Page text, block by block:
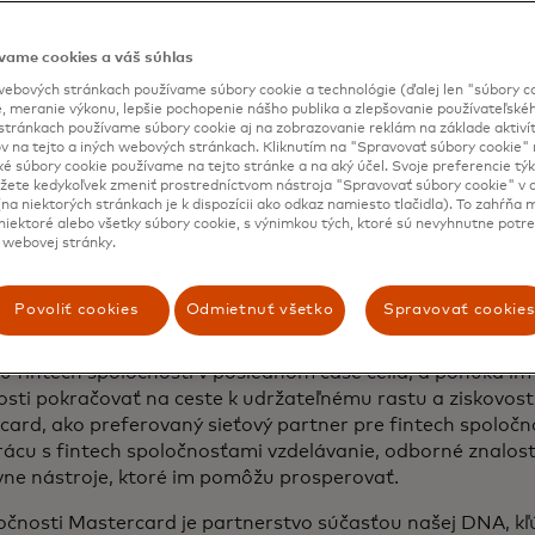
Mastercard dnes oznámila spustenie programu „
programu spoločnosti, ktorý je určený na podporu
Európe a poskytuje im nástroje a odborné znalosti na
„Mastercard pre fintech spoločnosti“ bol navrhnutý
ako reakcia na náročné prostredie získavania
fintech spoločnosti v poslednom čase čelia, a ponúka
pokračovať na ceste k udržateľnému rastu a
ako preferovaný sieťový partner pre fintech
s fintech spoločnosťami vzdelávanie, odborné
nástroje, ktoré im pomôžu prosperovať.
Mastercard je partnerstvo súčasťou našej DNA,
cookies a váš súhlas
stránkach používame súbory cookie a technológie (ďalej len "súbory
meranie výkonu, lepšie pochopenie nášho publika a zlepšovanie
používame súbory cookie aj na zobrazovanie reklám na základe
na tejto a iných webových stránkach. Kliknutím na "Spravovať súbory cookie"
súbory cookie používame na tejto stránke a na aký účel. Svoje preferencie
kedykoľvek zmeniť prostredníctvom nástroja "Spravovať súbory cookie" v
niektorých stránkach je k dispozícii ako odkaz namiesto tlačidla). To zahŕňa
alebo všetky súbory cookie, s výnimkou tých, ktoré sú nevyhnutne
stránky.
Povoliť cookies Odmietnuť všetko Spravovať cookies